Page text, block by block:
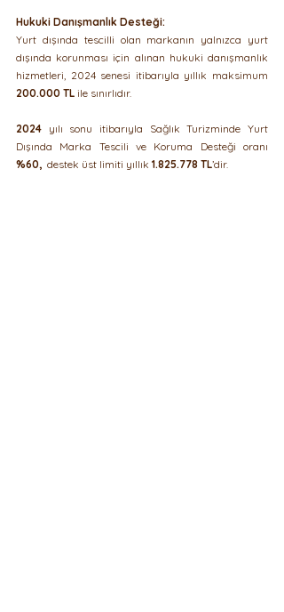
Hukuki Danışmanlık Desteği:
Yurt dışında tescilli olan markanın yalnızca yurt
dışında korunması için alınan hukuki danışmanlık
200.000 TL ile sınırlıdır.
2024 yılı sonu itibarıyla Sağlık Turizminde Yurt
%60, destek üst limiti yıllık 1.825.778 TL’dir.